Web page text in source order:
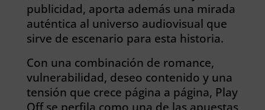
publicidad, aporta además una mirada
auténtica al universo audiovisual que
sirve de escenario para esta historia.
Con una combinación de romance,
vulnerabilidad, deseo contenido y una
tensión que crece página a página, Play
Off se perfila como una de las apuestas